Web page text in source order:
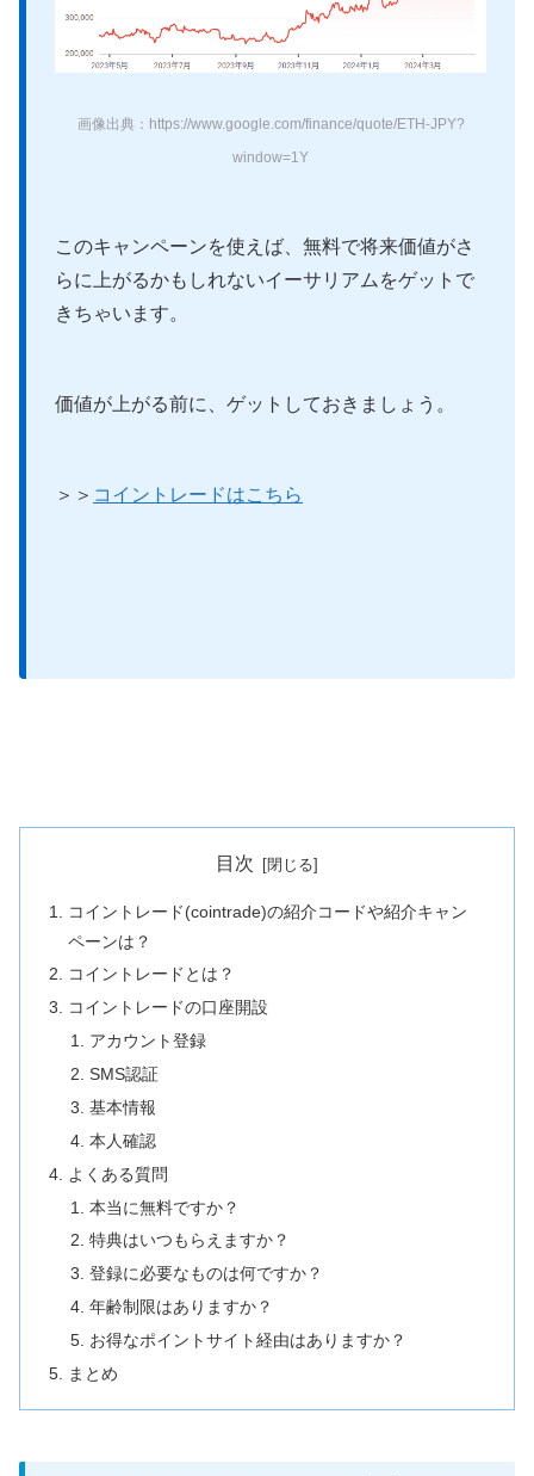
画像出典：https://www.google.com/finance/quote/ETH-JPY?
window=1Y
このキャンペーンを使えば、無料で将来価値がさ
らに上がるかもしれないイーサリアムをゲットで
きちゃいます。
価値が上がる前に、ゲットしておきましょう。
＞＞ コイントレードはこちら
目次
コイントレード(cointrade)の紹介コードや紹介キャン
ペーンは？
コイントレードとは？
コイントレードの口座開設
アカウント登録
SMS認証
基本情報
本人確認
よくある質問
本当に無料ですか？
特典はいつもらえますか？
登録に必要なものは何ですか？
年齢制限はありますか？
お得なポイントサイト経由はありますか？
まとめ